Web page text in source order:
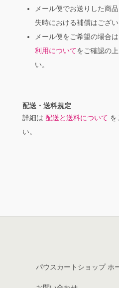
メール便でお送りした商
失時における補償はござい
メール便をご希望の場合は
利用についてをご確認の
い。
配送・送料規定
詳細は 配送と送料について を
い。
パウスカートショップ ホ